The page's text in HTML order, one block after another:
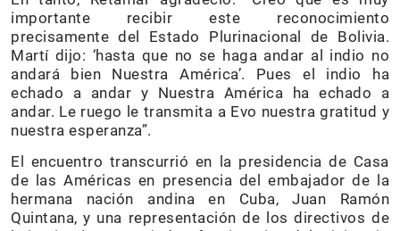
importante recibir este reconocimiento
precisamente del Estado Plurinacional de Bolivia.
Martí dijo: ‘hasta que no se haga andar al indio no
andará bien Nuestra América’. Pues el indio ha
echado a andar y Nuestra América ha echado a
andar. Le ruego le transmita a Evo nuestra gratitud y
nuestra esperanza”.
El encuentro transcurrió en la presidencia de Casa
de las Américas en presencia del embajador de la
hermana nación andina en Cuba, Juan Ramón
Quintana, y una representación de los directivos de